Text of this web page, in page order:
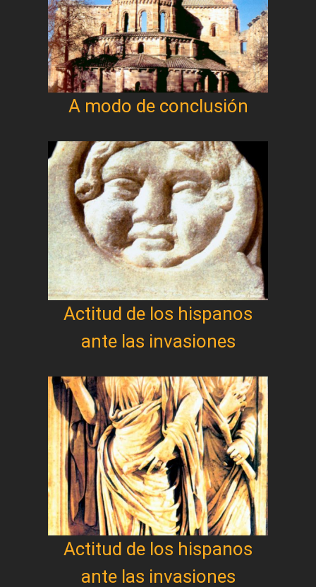
A modo de conclusión
Actitud de los hispanos
ante las invasiones
Actitud de los hispanos
ante las invasiones